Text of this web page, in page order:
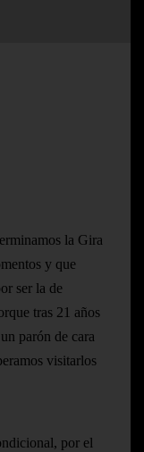
la Gira
y que
ser la de
tras 21 años
parón de cara
visitarlos
por el